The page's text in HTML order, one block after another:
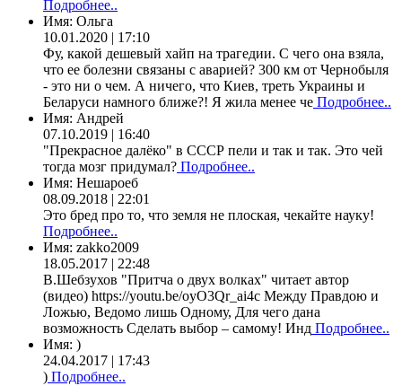
Подробнее..
Имя: Ольга
10.01.2020 | 17:10
Фу, какой дешевый хайп на трагедии. С чего она взяла,
что ее болезни связаны с аварией? 300 км от Чернобыля
- это ни о чем. А ничего, что Киев, треть Украины и
Беларуси намного ближе?! Я жила менее че Подробнее..
Имя: Андрей
07.10.2019 | 16:40
"Прекрасное далёко" в СССР пели и так и так. Это чей
тогда мозг придумал? Подробнее..
Имя: Нешароеб
08.09.2018 | 22:01
Это бред про то, что земля не плоская, чекайте науку!
Подробнее..
Имя: zakko2009
18.05.2017 | 22:48
В.Шебзухов "Притча о двух волках" читает автор
(видео) https://youtu.be/oyO3Qr_ai4c Между Правдою и
Ложью, Ведомо лишь Одному, Для чего дана
возможность Сделать выбор – самому! Инд Подробнее..
Имя: )
24.04.2017 | 17:43
) Подробнее..